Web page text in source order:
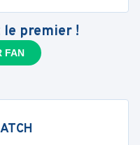
le premier !
FAN